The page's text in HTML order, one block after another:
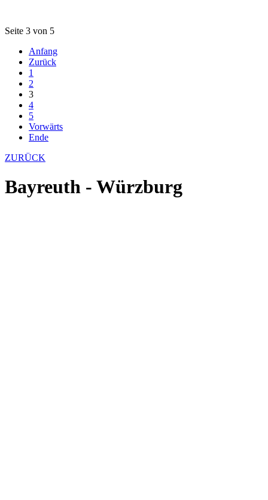
Seite 3 von 5
Anfang
Zurück
1
2
3
4
5
Vorwärts
Ende
ZURÜCK
Bayreuth - Würzburg